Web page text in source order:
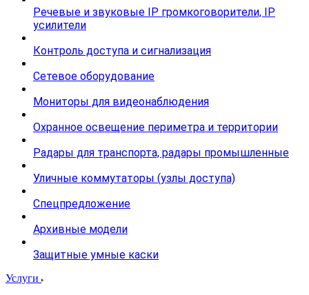
Речевые и звуковые IP громкоговорители, IP
усилители
Контроль доступа и сигнализация
Сетевое оборудование
Мониторы для видеонаблюдения
Охранное освещение периметра и территории
Радары для транспорта, радары промышленные
Уличные коммутаторы (узлы доступа)
Спецпредложение
Архивные модели
Защитные умные каски
Услуги